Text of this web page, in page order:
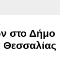
στο Δήμο
Θεσσαλίας